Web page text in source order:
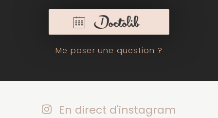
Me poser une question ?
En direct d'instagram